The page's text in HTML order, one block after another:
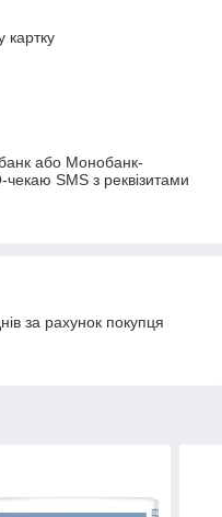
картку
або Монобанк-
SMS з реквізитами
за рахунок покупця